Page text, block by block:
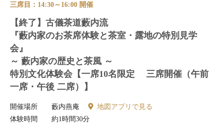
三席目：14:30～16:00 開催
【終了】古儀茶道藪内流
『藪内家のお茶席体験と茶室・露地の特別見学
会』
～ 藪内家の歴史と茶風 ～
特別文化体験会【一席10名限定 三席開催（午前
一席・午後 二席）】
開催場所 藪内燕庵
地図アプリで見る
体験時間
約1時間30分